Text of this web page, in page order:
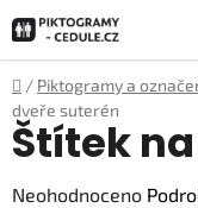
na
obsah
Domů
/ Piktogramy a
dveře suterén
Štítek
Průměrné
Neohodnoceno